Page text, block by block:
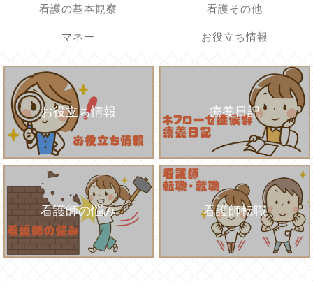
看護の基本観察 看護その他
マネー お役立ち情報
お役立ち情報 療養日記
看護師の悩み 看護師転職